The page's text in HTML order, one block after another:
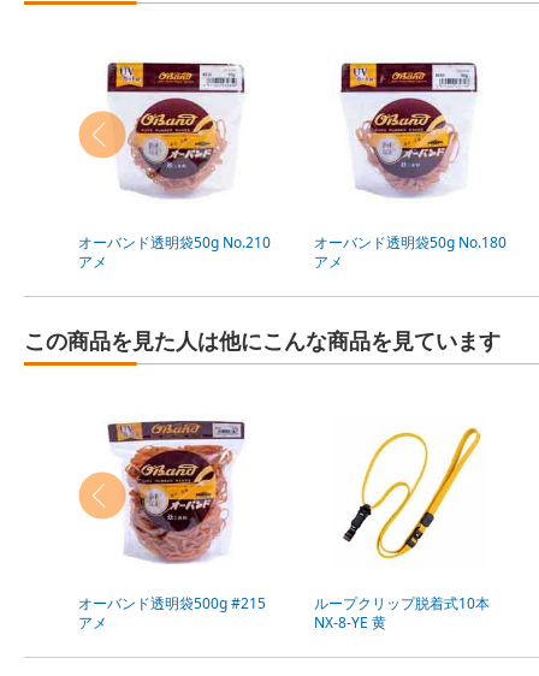
オーバンド透明袋50g No.210
アメ
オーバンド透明袋50g No.180
アメ
この商品を見た人は他にこんな商品を見ています
オーバンド透明袋500g #215
アメ
ループクリップ脱着式10本
NX-8-YE 黄